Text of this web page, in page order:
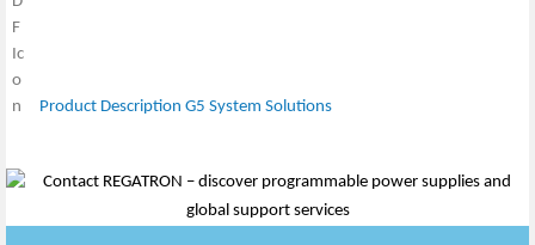
Product Description G5 System Solutions